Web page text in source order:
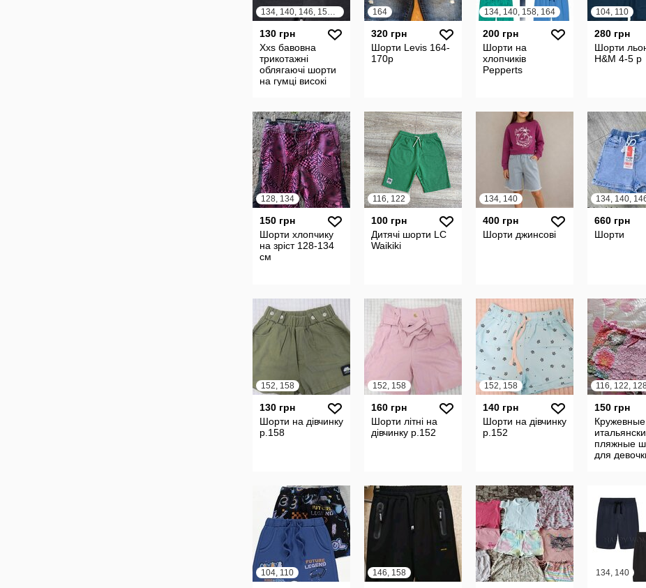
134, 140, 146, 152, 158, 164, XS
130 грн
Xxs бавовна
трикотажні
облягаючі шорти
на гумці високі
жіночі
164
320 грн
Шорти Levis 164-
170р
134, 140, 158, 164
200 грн
Шорти на
хлопчиків
Pepperts
104, 110
280 грн
Шорти
H&M 4-5 р
128, 134
150 грн
Шорти хлопчику
на зріст 128-134
см
116, 122
100 грн
Дитячі шорти LC
Waikiki
134, 140
400 грн
Шорти джинсові
660 грн
Шорти
152, 158
130 грн
Шорти на дівчинку
р.158
152, 158
160 грн
Шорти літні на
дівчинку р.152
152, 158
140 грн
Шорти на дівчинку
р.152
116, 122,
150 грн
Кружевные
пляжные
для
104, 110 146, 158 134, 140